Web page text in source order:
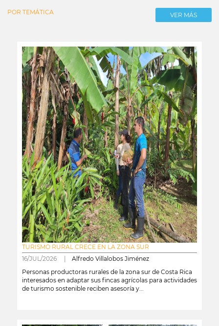
POR TEMÁTICA VER MÁS
TURISMO RURAL CRECE EN LA ZONA SUR
16/JUL/2026 | Alfredo Villalobos Jiménez
Personas productoras rurales de la zona sur de Costa Rica
interesados en adaptar sus fincas agrícolas para actividades
de turismo sostenible reciben asesoría y...